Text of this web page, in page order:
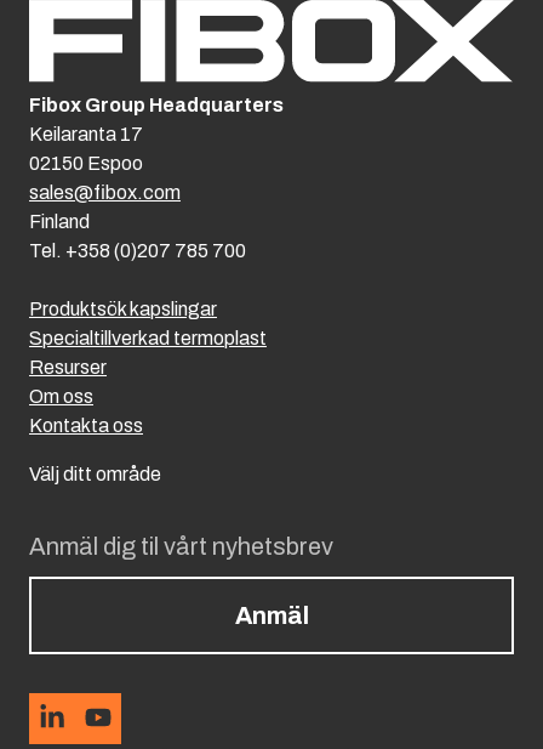
Anmäl dig til vårt nyhetsbrev
Anmäl
Produktsök kapslingar
Specialtillverkad termoplast
Resurser
Om oss
Kontakta oss
Välj ditt område
Fibox Group Headquarters
Keilaranta 17
02150 Espoo
sales@fibox.com
Finland
Tel. +358 (0)207 785 700